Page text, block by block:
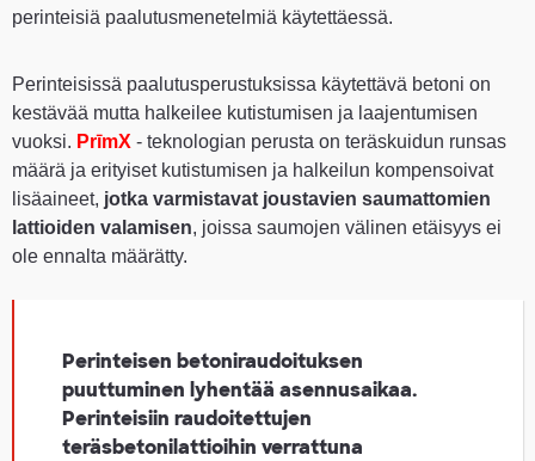
perinteisiä paalutusmenetelmiä käytettäessä.
Perinteisissä paalutusperustuksissa käytettävä betoni on
kestävää mutta halkeilee kutistumisen ja laajentumisen
vuoksi. PrīmX - teknologian perusta on teräskuidun runsas
määrä ja erityiset kutistumisen ja halkeilun kompensoivat
lisäaineet, jotka varmistavat joustavien saumattomien
lattioiden valamisen, joissa saumojen välinen etäisyys ei
ole ennalta määrätty.
Perinteisen betoniraudoituksen
puuttuminen lyhentää asennusaikaa.
Perinteisiin raudoitettujen
teräsbetonilattioihin verrattuna